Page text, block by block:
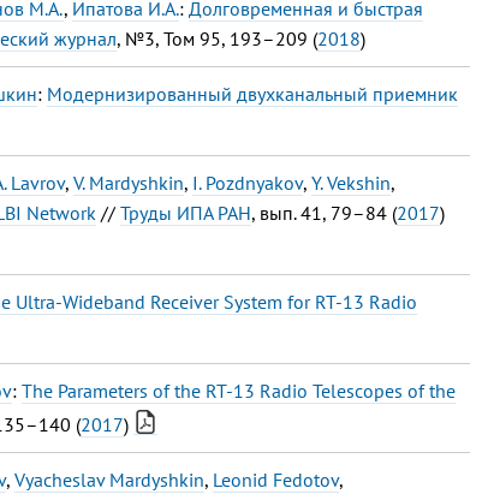
М.А., Ипатова И.А.: Долговременная и быстрая
журнал, №3, Том 95, 193–209 (2018)
: Модернизированный двухканальный приемник
Lavrov, V. Mardyshkin, I. Pozdnyakov, Y. Vekshin,
Network // Труды ИПА РАН, вып. 41, 79–84 (2017)
Ultra-Wideband Receiver System for RT-13 Radio
: The Parameters of the RT-13 Radio Telescopes of the
(2017)
, Vyacheslav Mardyshkin, Leonid Fedotov,